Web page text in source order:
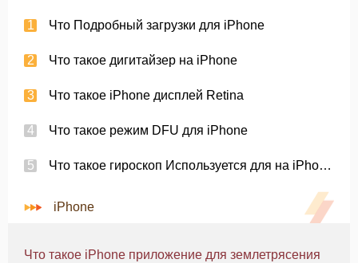
Что Подробный загрузки для iPhone
Что такое дигитайзер на iPhone
Что такое iPhone дисплей Retina
Что такое режим DFU для iPhone
Что такое гироскоп Используется для на iPhone 4
iPhone
Что такое iPhone приложение для землетрясения